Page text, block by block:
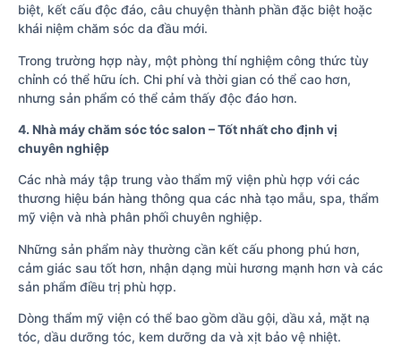
biệt, kết cấu độc đáo, câu chuyện thành phần đặc biệt hoặc
khái niệm chăm sóc da đầu mới.
Trong trường hợp này, một phòng thí nghiệm công thức tùy
chỉnh có thể hữu ích. Chi phí và thời gian có thể cao hơn,
nhưng sản phẩm có thể cảm thấy độc đáo hơn.
4. Nhà máy chăm sóc tóc salon – Tốt nhất cho định vị
chuyên nghiệp
Các nhà máy tập trung vào thẩm mỹ viện phù hợp với các
thương hiệu bán hàng thông qua các nhà tạo mẫu, spa, thẩm
mỹ viện và nhà phân phối chuyên nghiệp.
Những sản phẩm này thường cần kết cấu phong phú hơn,
cảm giác sau tốt hơn, nhận dạng mùi hương mạnh hơn và các
sản phẩm điều trị phù hợp.
Dòng thẩm mỹ viện có thể bao gồm dầu gội, dầu xả, mặt nạ
tóc, dầu dưỡng tóc, kem dưỡng da và xịt bảo vệ nhiệt.